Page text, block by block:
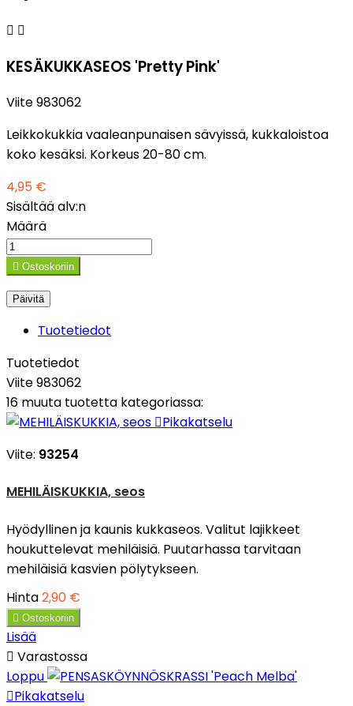
 
KESÄKUKKASEOS 'Pretty Pink'
Viite983062
Leikkokukkia vaaleanpunaisen sävyissä, kukkaloistoa
koko kesäksi. Korkeus 20-80 cm.
4,95 €
Sisältää alv:n
Määrä
 Ostoskoriin
Tuotetiedot
Tuotetiedot
Viite983062
16 muuta tuotetta kategoriassa:
Pikakatselu
Viite: 93254
MEHILÄISKUKKIA, seos
Hyödyllinen ja kaunis kukkaseos. Valitut lajikkeet
houkuttelevat mehiläisiä. Puutarhassa tarvitaan
mehiläisiä kasvien pölytykseen.
Hinta2,90 €
 Ostoskoriin
Lisää
 Varastossa
Loppu
Pikakatselu